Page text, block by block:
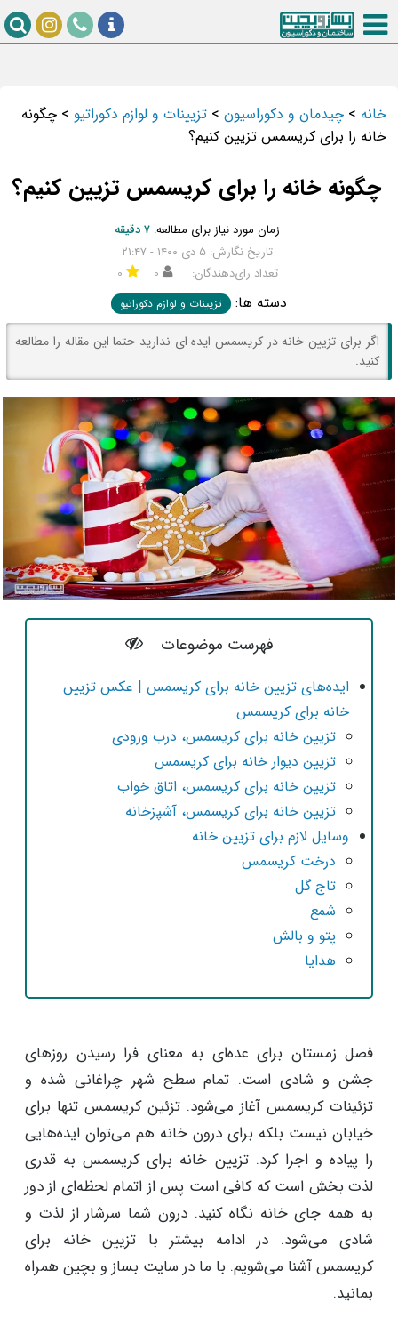
خانه>چیدمان و دکوراسیون>تزیینات و لوازم دکوراتیو>چگونه
خانه را برای کریسمس تزیین کنیم؟
چگونه خانه را برای کریسمس تزیین کنیم؟
زمان مورد نیاز برای مطالعه:۷ دقیقه
تاریخ نگارش: ۵ دی ۱۴۰۰ - ۲۱:۴۷
تعداد رای‌دهندگان:
۰ ۰
دسته ها: تزیینات و لوازم دکوراتیو
اگر برای تزیین خانه در کریسمس ایده ای ندارید حتما این مقاله را مطالعه
کنید.
فهرست موضوعات
ایده‌های تزیین خانه برای کریسمس | عکس تزیین
خانه برای کریسمس
تزیین خانه برای کریسمس، درب ورودی
تزیین دیوار خانه برای کریسمس
تزیین خانه برای کریسمس، اتاق خواب
تزیین خانه برای کریسمس، آشپزخانه
وسایل لازم برای تزیین خانه
درخت کریسمس
تاج گل
شمع
پتو و بالش
هدایا
فصل زمستان برای عده‌ای به معنای فرا رسیدن روزهای
جشن و شادی است. تمام سطح شهر چراغانی شده و
تزئینات کریسمس آغاز می‌شود. تزئین کریسمس تنها برای
خیابان نیست بلکه برای درون خانه‌ هم می‌توان ایده‌هایی
را پیاده و اجرا کرد. تزیین خانه برای کریسمس به قدری
لذت بخش است که کافی است پس از اتمام لحظه‌ای از دور
به همه جای خانه نگاه کنید. درون شما سرشار از لذت و
شادی می‌شود. در ادامه بیشتر با تزیین خانه برای
کریسمس آشنا می‌شویم. با ما در سایت بساز و بچین همراه
بمانید.